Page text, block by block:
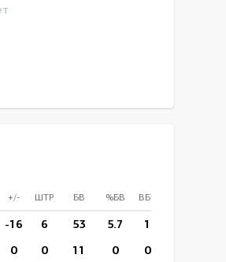
+/- ШТР БВ %БВ ВБР
-16 6 53 5.7 1
0 0 11 0 0